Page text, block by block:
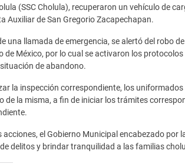
(SSC Cholula), recuperaron un vehículo de
Auxiliar de San Gregorio Zacapechapan.
una llamada de emergencia, se alertó del robo
de México, por lo cual se activaron los
de abandono.
la inspección correspondiente, los
de la misma, a fin de iniciar los trámites
acciones, el Gobierno Municipal encabezado
delitos y brindar tranquilidad a las familias